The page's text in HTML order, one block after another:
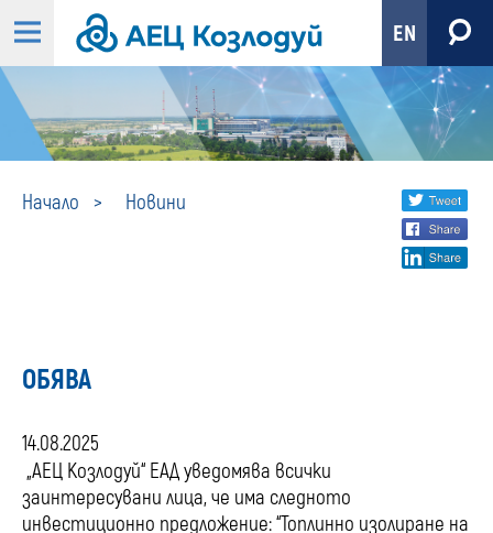
EN
Начало Новини
Share
social
ОБЯВА
14.08.2025
„АЕЦ Козлодуй“ ЕАД уведомява всички
заинтересувани лица, че има следното
инвестиционно предложение: “Топлинно изолиране на